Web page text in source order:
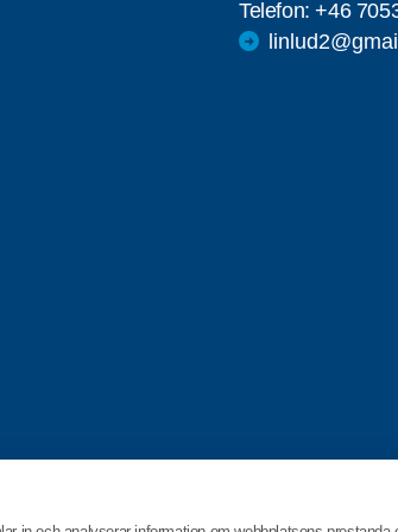
Telefon:+46